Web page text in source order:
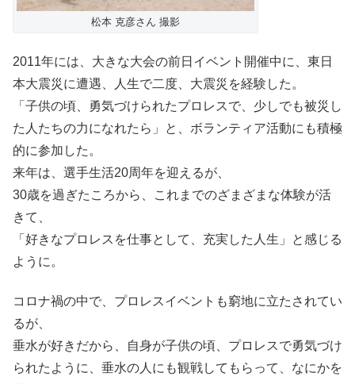
松本 克彦さん 撮影
2011年には、大きな大会の前日イベント開催中に、東日
本大震災に遭遇、人生で二度、大震災を経験した。
「子供の頃、勇気づけられたプロレスで、少しでも被災し
た人たちの力になれたら」と、ボランティア活動にも積極
的に参加した。
来年は、選手生活20周年を迎えるが、
30歳を過ぎたころから、これまでのざまざまな体験が活
きて、
「好きなプロレスを仕事として、充実した人生」と感じる
ように。
コロナ禍の中で、プロレスイベントも窮地に立たされてい
るが、
垂水が好きだから、自身が子供の頃、プロレスで勇気づけ
られたように、垂水の人にも観戦してもらって、なにかを